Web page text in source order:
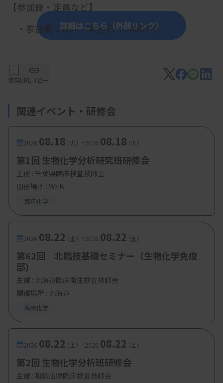
【参加費・定員など】
・参加費：無料（非会員：5000 円）
詳細はこちら（外部リンク）
保存URLコピー
関連イベント・研修会
2026. 08.18（火） -2026. 08.18（火）
第1回 生物化学分析研究班研修会
主催 : 千葉県臨床検査技師会
開催場所 : WEB
臨床化学
2026. 08.22（土） -2026. 08.22（土）
第62回 北臨技基礎セミナー（生物化学免疫
部)
主催 : 北海道臨床衛生検査技師会
開催場所 : 北海道
臨床化学
2026. 08.22（土） -2026. 08.22（土）
第2回 生物化学分析班研修会
主催 : 和歌山県臨床検査技師会